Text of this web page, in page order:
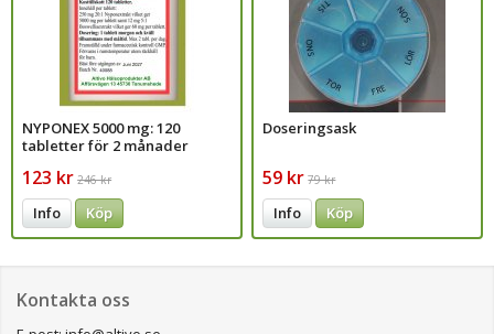
NYPONEX 5000 mg: 120
tabletter för 2 månader
123 kr 246 kr
Info Köp
Doseringsask
59 kr 79 kr
Info Köp
Kontakta oss